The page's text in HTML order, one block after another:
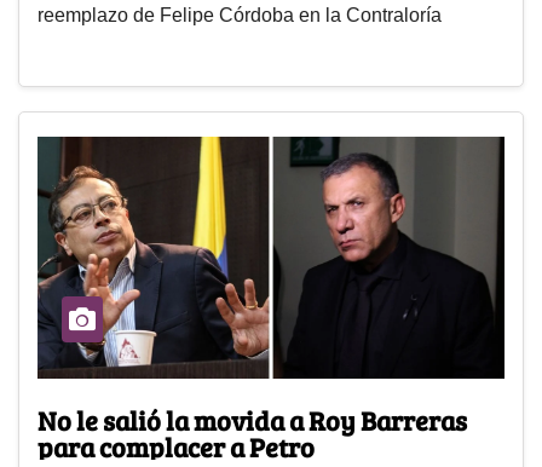
reemplazo de Felipe Córdoba en la Contraloría
No le salió la movida a Roy Barreras
para complacer a Petro